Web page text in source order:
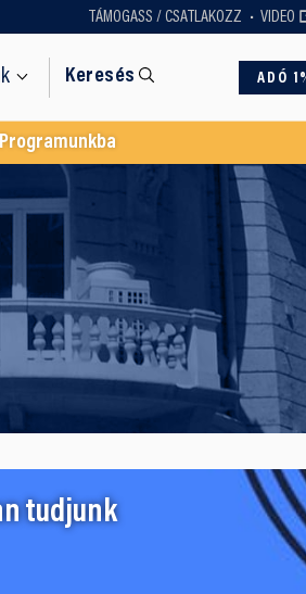
TÁMOGASS / CSATLAKOZZ VIDEO
Keresés ADÓ
tudjunk